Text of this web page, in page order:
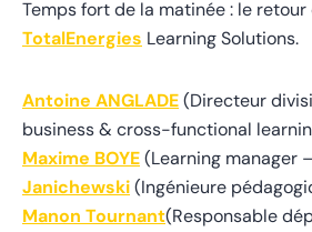
Temps fort de la matinée : le retour
TotalEnergies Learning Solutions.
Antoine ANGLADE(Directeur
business & cross-functional
Maxime BOYE(Learning manager
Janichewski(Ingénieure
Manon Tournant(Responsable